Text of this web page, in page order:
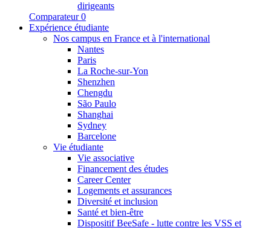
dirigeants
Comparateur 0
Expérience étudiante
Nos campus en France et à l'international
Nantes
Paris
La Roche-sur-Yon
Shenzhen
Chengdu
São Paulo
Shanghai
Sydney
Barcelone
Vie étudiante
Vie associative
Financement des études
Career Center
Logements et assurances
Diversité et inclusion
Santé et bien-être
Dispositif BeeSafe - lutte contre les VSS et